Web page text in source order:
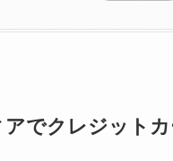
でクレジット